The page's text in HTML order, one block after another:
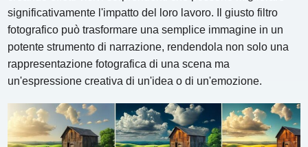
significativamente l'impatto del loro lavoro. Il giusto filtro
fotografico può trasformare una semplice immagine in un
potente strumento di narrazione, rendendola non solo una
rappresentazione fotografica di una scena ma
un'espressione creativa di un'idea o di un'emozione.